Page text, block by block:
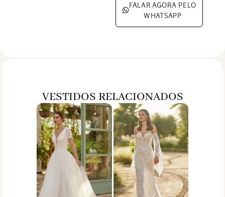
FALAR AGORA PELO
WHATSAPP
VESTIDOS RELACIONADOS